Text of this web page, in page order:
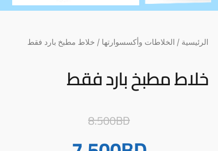
الرئيسية / الخلاطات وأكسسوارتها / خلاط مطبخ بارد فقط
خلاط مطبخ بارد فقط
8.500BD السعر
الأصلي
السعر
الحالي